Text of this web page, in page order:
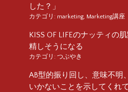
した？」
カテゴリ: marketing, Marketing講座
KISS OF LIFEのナッティの
精しそうになる
カテゴリ: つぶやき
AB型的振り回し、意味不明
いかないことを示してくれ